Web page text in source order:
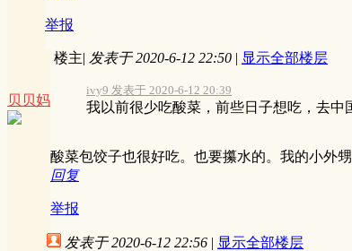
举报
贝贝妈
楼主| 发表于 2020-6-12 22:50 | 显示全部楼层
ivy9 发表于 2020-6-12 20:39
我以前很少吃酸菜，前些日子想吃，去中
酸菜包饺子也很好吃。也要攥水的。我的小外
回复
举报
发表于 2020-6-12 22:56 | 显示全部楼层